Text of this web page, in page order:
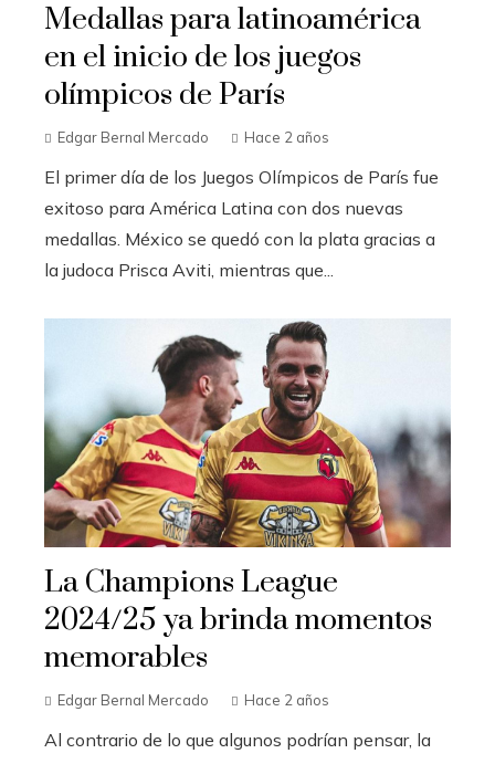
Medallas para latinoamérica
en el inicio de los juegos
olímpicos de París
Edgar Bernal Mercado Hace 2 años
El primer día de los Juegos Olímpicos de París fue
exitoso para América Latina con dos nuevas
medallas. México se quedó con la plata gracias a
la judoca Prisca Aviti, mientras que...
La Champions League
2024/25 ya brinda momentos
memorables
Edgar Bernal Mercado Hace 2 años
Al contrario de lo que algunos podrían pensar, la